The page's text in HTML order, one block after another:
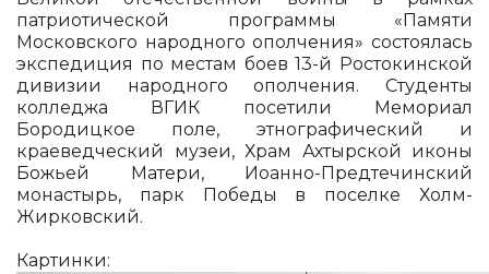
патриотической программы «Памяти
Московского народного ополчения» состоялась
экспедиция по местам боев 13-й Ростокинской
дивизии народного ополчения. Студенты
колледжа ВГИК посетили Мемориал
Бородицкое поле, этнографический и
краеведческий музеи, Храм Ахтырской иконы
Божьей Матери, Иоанно-Предтечинский
монастырь, парк Победы в поселке Холм-
Жирковский.
Картинки: